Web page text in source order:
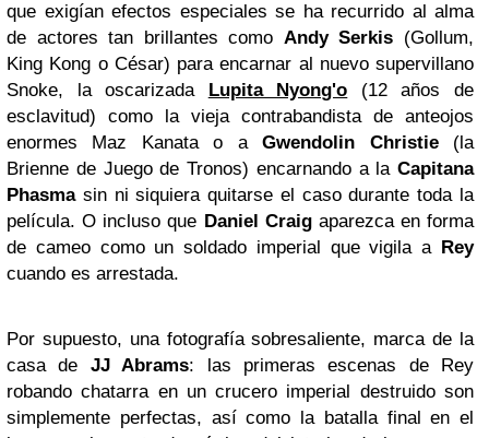
que exigían efectos especiales se ha recurrido al alma
de actores tan brillantes como Andy Serkis (Gollum,
King Kong o César) para encarnar al nuevo supervillano
Snoke, la oscarizada Lupita Nyong'o (12 años de
esclavitud) como la vieja contrabandista de anteojos
enormes Maz Kanata o aGwendolin Christie(la
Brienne de Juego de Tronos) encarnando a la Capitana
Phasmasin ni siquiera quitarse el caso durante toda la
película. O incluso que Daniel Craigaparezca en forma
de cameo como un soldado imperial que vigila a Rey
cuando es arrestada.
Por supuesto, una fotografía sobresaliente, marca de la
casa de JJ Abrams: las primeras escenas de Rey
robando chatarra en un crucero imperial destruido son
simplemente perfectas, así como la batalla final en el